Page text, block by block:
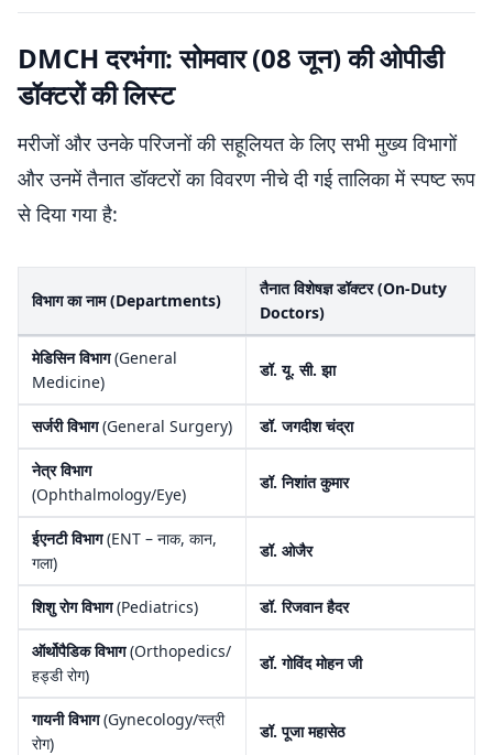
DMCH दरभंगा: सोमवार (08 जून) की ओपीडी
डॉक्टरों की लिस्ट
मरीजों और उनके परिजनों की सहूलियत के लिए सभी मुख्य विभागों
और उनमें तैनात डॉक्टरों का विवरण नीचे दी गई तालिका में स्पष्ट रूप
से दिया गया है:
विभाग का नाम (Departments)
तैनात विशेषज्ञ डॉक्टर (On-Duty
Doctors)
मेडिसिन विभाग(General
Medicine)
डॉ. यू. सी. झा
सर्जरी विभाग(General Surgery) डॉ. जगदीश चंद्रा
नेत्र विभाग
(Ophthalmology/Eye)
डॉ. निशांत कुमार
ईएनटी विभाग(ENT – नाक, कान,
गला)
डॉ. ओजैर
शिशु रोग विभाग(Pediatrics) डॉ. रिजवान हैदर
ऑर्थोपैडिक विभाग(Orthopedics/
हड्डी रोग)
डॉ. गोविंद मोहन जी
गायनी विभाग(Gynecology/स्त्री
रोग)
डॉ. पूजा महासेठ